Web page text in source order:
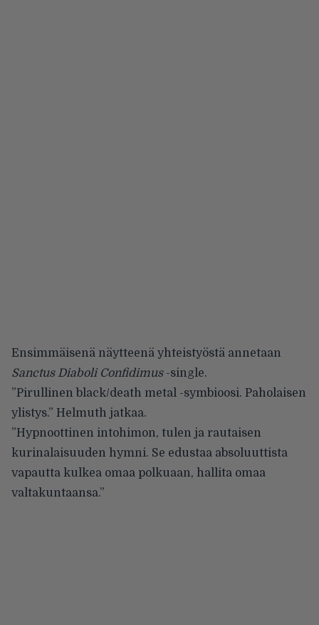
Ensimmäisenä näytteenä yhteistyöstä annetaan
Sanctus Diaboli Confidimus-single.
”Pirullinen black/death metal -symbioosi. Paholaisen
ylistys.” Helmuth jatkaa.
”Hypnoottinen intohimon, tulen ja rautaisen
kurinalaisuuden hymni. Se edustaa absoluuttista
vapautta kulkea omaa polkuaan, hallita omaa
valtakuntaansa.”